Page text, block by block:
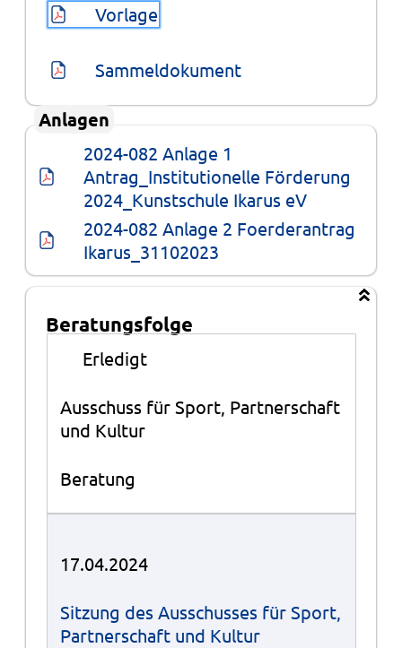
Vorlage
Sammeldokument
Anlagen
2024-082 Anlage 1
Antrag_Institutionelle Förderung
2024_Kunstschule Ikarus eV
2024-082 Anlage 2 Foerderantrag
Ikarus_31102023
Beratungsfolge
Beratungsfolge
Erledigt
Ausschuss für Sport, Partnerschaft
und Kultur
Beratung
17.04.2024
Sitzung des Ausschusses für Sport,
Partnerschaft und Kultur